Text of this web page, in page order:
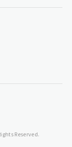
Reserved.